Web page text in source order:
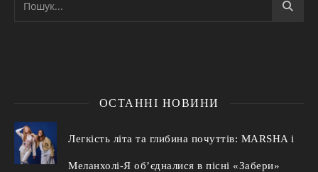
ОСТАННІ НОВИНИ
Легкість літа та глибина почуттів: MARSHA і
Меланхолі-Я об’єдналися в пісні «Забери»